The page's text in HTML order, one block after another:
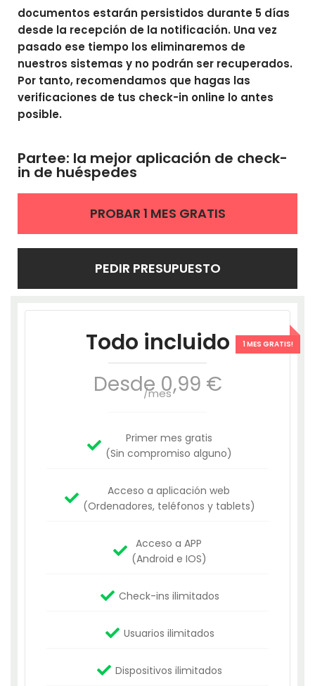
documentos estarán persistidos durante 5 días
desde la recepción de la notificación. Una vez
pasado ese tiempo los eliminaremos de
nuestros sistemas y no podrán ser recuperados.
Por tanto, recomendamos que hagas las
verificaciones de tus check-in online lo antes
posible.
Partee: la mejor aplicación de check-
in de huéspedes
PROBAR 1 MES GRATIS
PEDIR PRESUPUESTO
Todo incluido
Desde 0,99 €
/mes
Primer mes gratis
(Sin compromiso alguno)
Acceso a aplicación web
(Ordenadores, teléfonos y tablets)
Acceso a APP
(Android e IOS)
Check-ins ilimitados
Usuarios ilimitados
Dispositivos ilimitados